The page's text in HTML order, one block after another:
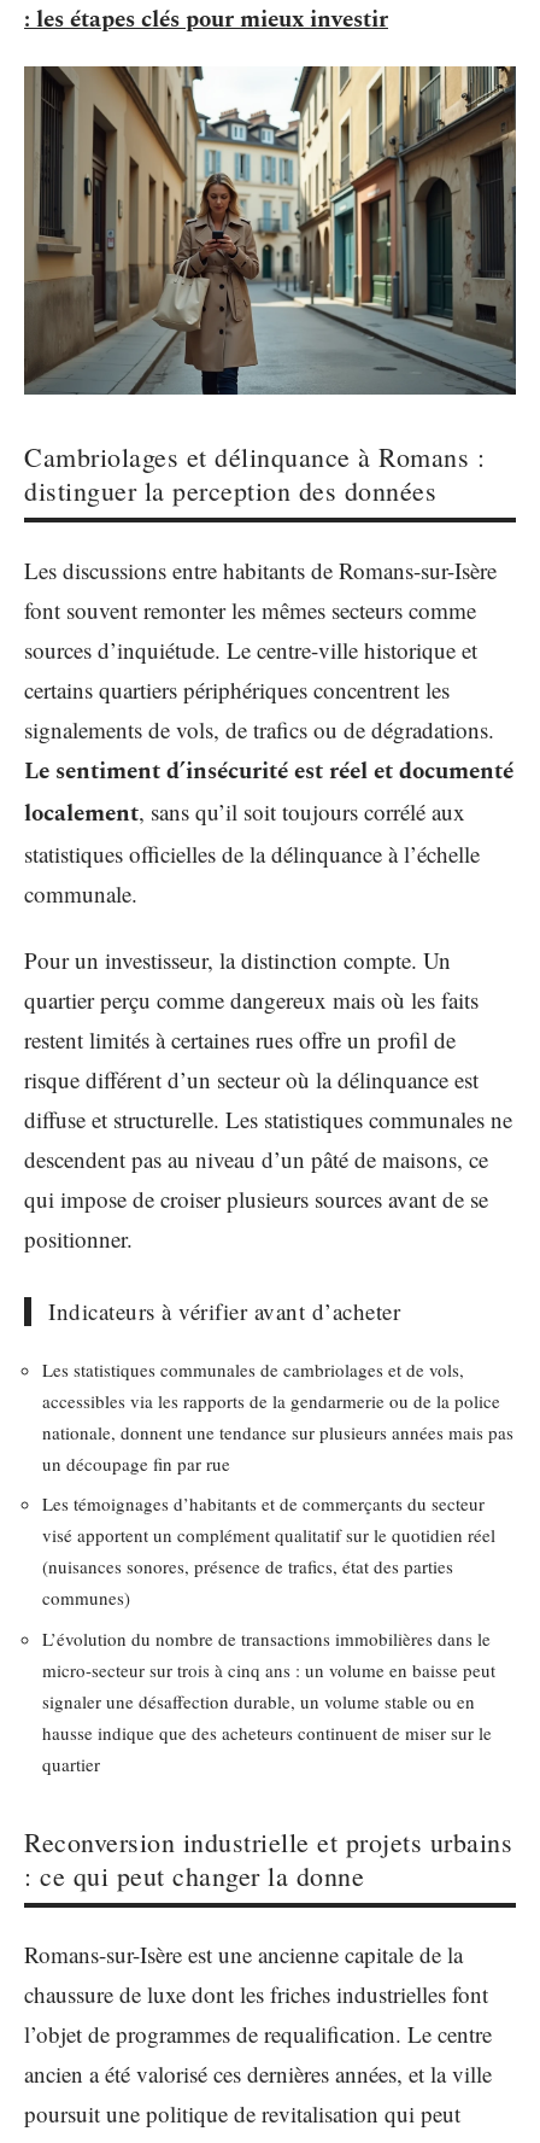
: les étapes clés pour mieux investir
Cambriolages et délinquance à Romans :
distinguer la perception des données
Les discussions entre habitants de Romans-sur-Isère
font souvent remonter les mêmes secteurs comme
sources d’inquiétude. Le centre-ville historique et
certains quartiers périphériques concentrent les
signalements de vols, de trafics ou de dégradations.
Le sentiment d’insécurité est réel et documenté
localement, sans qu’il soit toujours corrélé aux
statistiques officielles de la délinquance à l’échelle
communale.
Pour un investisseur, la distinction compte. Un
quartier perçu comme dangereux mais où les faits
restent limités à certaines rues offre un profil de
risque différent d’un secteur où la délinquance est
diffuse et structurelle. Les statistiques communales ne
descendent pas au niveau d’un pâté de maisons, ce
qui impose de croiser plusieurs sources avant de se
positionner.
Indicateurs à vérifier avant d’acheter
Les statistiques communales de cambriolages et de vols,
accessibles via les rapports de la gendarmerie ou de la police
nationale, donnent une tendance sur plusieurs années mais pas
un découpage fin par rue
Les témoignages d’habitants et de commerçants du secteur
visé apportent un complément qualitatif sur le quotidien réel
(nuisances sonores, présence de trafics, état des parties
communes)
L’évolution du nombre de transactions immobilières dans le
micro-secteur sur trois à cinq ans : un volume en baisse peut
signaler une désaffection durable, un volume stable ou en
hausse indique que des acheteurs continuent de miser sur le
quartier
Reconversion industrielle et projets urbains
: ce qui peut changer la donne
Romans-sur-Isère est une ancienne capitale de la
chaussure de luxe dont les friches industrielles font
l’objet de programmes de requalification. Le centre
ancien a été valorisé ces dernières années, et la ville
poursuit une politique de revitalisation qui peut